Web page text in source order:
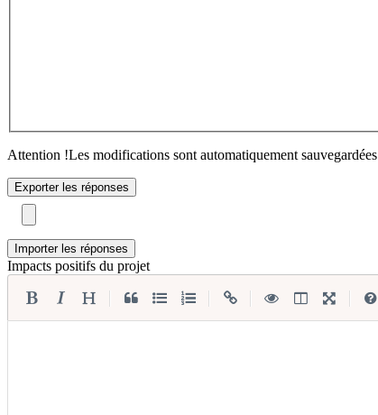
Attention !Les modifications sont automatiquement sauvegardées
Exporter les réponses
Importer les réponses
Impacts positifs du projet